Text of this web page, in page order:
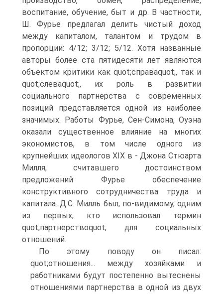
воспитание, обучение, быт и др. В частности,
Ш. Фурье предлагал делить чистый доход
между капиталом, талантом и трудом в
пропорции: 4/12; 3/12; 5/12. Хотя названные
авторы более ста пятидесяти лет являются
объектом критики как quot;справаquot;, так и
quot;слеваquot;, их роль в развитии
социального партнерства с современных
позиций представляется одной из наиболее
значимых. Работы Фурье, Сен-Симона, Оуэна
оказали существенное влияние на многих
экономистов, в том числе одного из
крупнейших идеологов XIX в - Джона Стюарта
Милля, считавшего достоинством
предложений Фурье обеспечение
конструктивного сотрудничества труда и
капитала. Д.С. Милль был, по-видимому, одним
из первых, кто использовал термин
quot;партнерствоquot; для социальных
отношений.
По этому поводу он писал:
quot;отношения... между хозяйками и
работниками будут постепенно вытеснены
отношениями партнерства в одной из двух